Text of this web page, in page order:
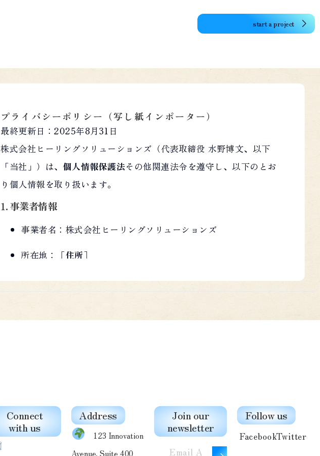
start a project
プライバシーポリシー（写し紙インポーター）
最終更新日：2025年8月31日
株式会社ヒーリングソリューションズ（代表取締役 水野博文、以下
「当社」）は、 個人情報保護法その他関連法令を遵守し、以下のとお
り個人情報を取り扱います。
1. 事業者情報
事業者名：株式会社ヒーリングソリューションズ
所在地：［住所］
代表者：代表取締役 水野博文
連絡先：［
Cookie 等
取引・配布ログ：同意内容、同意バージョン、時刻、フォーム
Connect
with us
Address
123 Innovation
Avenue, Suite 400
Join our
newsletter
Follow us
FacebookTwitter